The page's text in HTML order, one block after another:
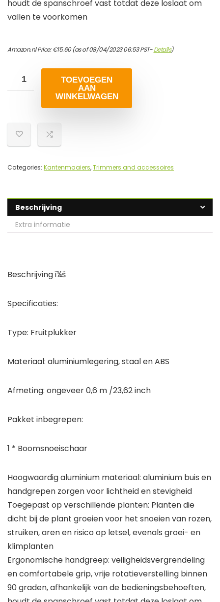
houdt de spanschroef vast totdat deze loslaat om
vallen te voorkomen
Amazon.nl Price:€15.60(as of 08/04/2023 06:53 PST-Details)
TOEVOEGEN
AAN
WINKELWAGEN
Categories: Kantenmaaiers,Trimmers and accessoires
Beschrijving
Extra informatie
Beschrijving ï¼š
Specificaties:
Type: Fruitplukker
Materiaal: aluminiumlegering, staal en ABS
Afmeting: ongeveer 0,6 m /23,62 inch
Pakket inbegrepen:
1 * Boomsnoeischaar
Hoogwaardig aluminium materiaal: aluminium buis en
handgrepen zorgen voor lichtheid en stevigheid
Toegepast op verschillende planten: Planten die
dicht bij de plant groeien voor het snoeien van rozen,
struiken, aren en risico op letsel, evenals groei- en
klimplanten
Ergonomische handgreep: veiligheidsvergrendeling
en comfortabele grip, vrije rotatieverstelling binnen
90 graden, afhankelijk van de bedieningsbehoeften,